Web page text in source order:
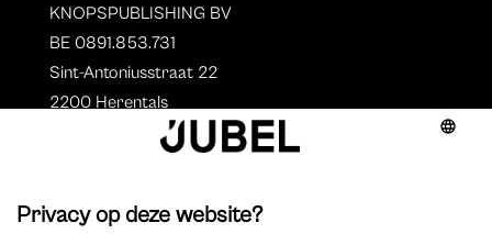
KNOPSPUBLISHING BV
BE 0891.853.731
Sint-Antoniusstraat 22
2200 Herentals
Auteurs